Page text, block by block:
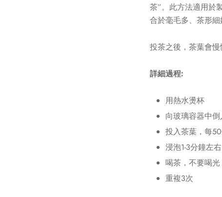
茶”。此方法適用於
合於毫毛多、茶形細
投茶之後，茶葉會
詳細過程:
用熱水燙杯
向玻璃容器中
投入茶葉，每
浸泡1-3分鐘左
喝茶，不要喝
重複3次